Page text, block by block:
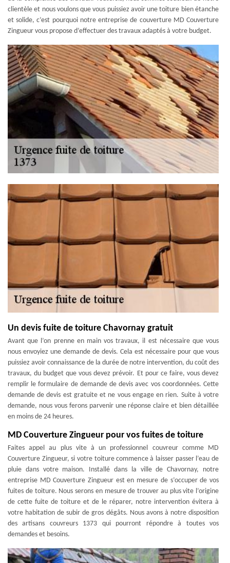
clientèle et nous voulons que vous puissiez avoir une toiture bien étanche
et solide, c’est pourquoi notre entreprise de couverture MD Couverture
Zingueur vous propose d’effectuer des travaux adaptés à votre budget.
Un devis fuite de toiture Chavornay gratuit
Avant que l’on prenne en main vos travaux, il est nécessaire que vous
nous envoyiez une demande de devis. Cela est nécessaire pour que vous
puissiez avoir connaissance de la durée de notre intervention, du coût des
travaux, du budget que vous devez prévoir. Et pour ce faire, vous devez
remplir le formulaire de demande de devis avec vos coordonnées. Cette
demande de devis est gratuite et ne vous engage en rien. Suite à votre
demande, nous vous ferons parvenir une réponse claire et bien détaillée
en moins de 24 heures.
MD Couverture Zingueur pour vos fuites de toiture
Faites appel au plus vite à un professionnel couvreur comme MD
Couverture Zingueur, si votre toiture commence à laisser passer l’eau de
pluie dans votre maison. Installé dans la ville de Chavornay, notre
entreprise MD Couverture Zingueur est en mesure de s’occuper de vos
fuites de toiture. Nous serons en mesure de trouver au plus vite l’origine
de cette fuite de toiture et de le réparer, notre intervention évitera à
votre habitation de subir de gros dégâts. Nous avons à notre disposition
des artisans couvreurs 1373 qui pourront répondre à toutes vos
demandes et besoins.